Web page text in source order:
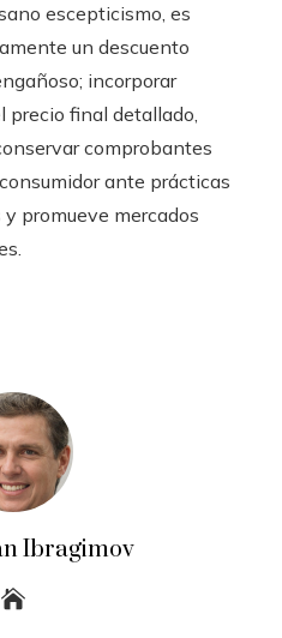
escepticismo, es
un descuento
incorporar
precio final detallado,
comprobantes
ante prácticas
promueve mercados
Ibragimov